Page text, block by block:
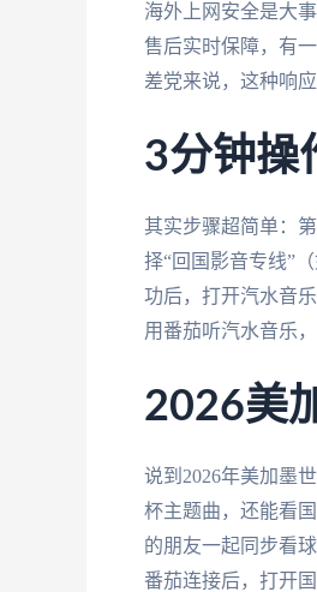
海外上网安全是大事
售后实时保障，有
差党来说，这种响
3分钟操
其实步骤超简单：
择“回国影音专线”
功后，打开汽水音
用番茄听汽水音乐
2026美
说到2026年美加墨
杯主题曲，还能看
的朋友一起同步看
番茄连接后，打开